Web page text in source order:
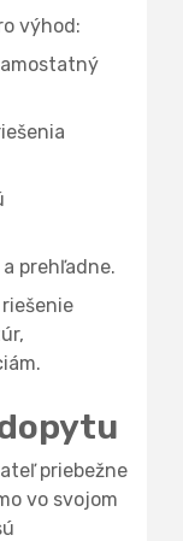
výhod:
prehľadne.
priebežne
vo svojom